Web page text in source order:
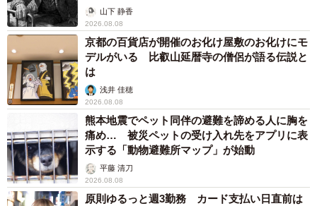
から】山下 静香
2026.08.08
京都の百貨店が開催のお化け屋敷のお化けにモ
デルがいる 比叡山延暦寺の僧侶が語る伝説と
は
浅井 佳穂
2026.08.08
熊本地震でペット同伴の避難を諦める人に胸を
痛め… 被災ペットの受け入れ先をアプリに表
示する「動物避難所マップ」が始動
平藤 清刀
2026.08.08
原則ゆるっと週3勤務 カード支払い日直前は